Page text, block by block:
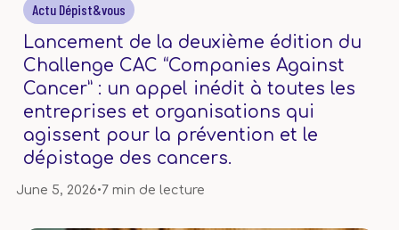
Actu Dépist&vous
Lancement de la deuxième édition du
Challenge CAC “Companies Against
Cancer” : un appel inédit à toutes les
entreprises et organisations qui
agissent pour la prévention et le
dépistage des cancers.
June 5, 2026•7 min de lecture